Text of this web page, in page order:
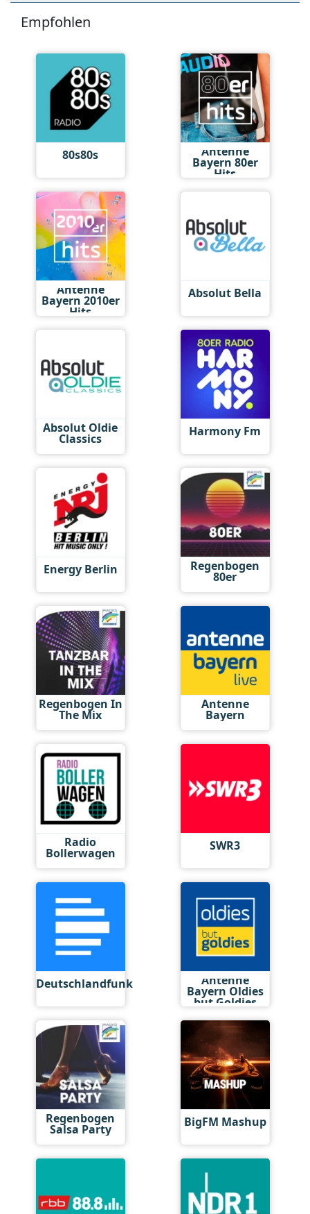
Empfohlen
80s80s Antenne
Bayern 80er
Hits
Antenne
Bayern 2010er
Hits
Absolut Bella
Absolut Oldie
Classics Harmony Fm
Energy Berlin Regenbogen
80er
Regenbogen In
The Mix
Antenne
Bayern
Radio
Bollerwagen SWR3
Deutschlandfunk Antenne
Bayern Oldies
but Goldies
Regenbogen
Salsa Party BigFM Mashup